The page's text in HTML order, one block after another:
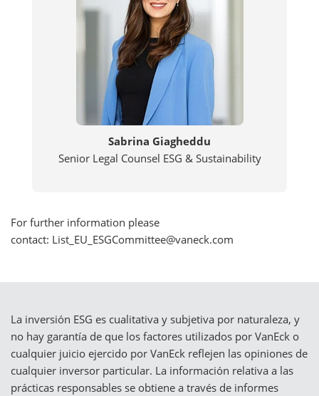
Sabrina Giagheddu
Senior Legal Counsel ESG & Sustainability
For further information please
contact: List_EU_ESGCommittee@vaneck.com
La inversión ESG es cualitativa y subjetiva por naturaleza, y
no hay garantía de que los factores utilizados por VanEck o
cualquier juicio ejercido por VanEck reflejen las opiniones de
cualquier inversor particular. La información relativa a las
prácticas responsables se obtiene a través de informes